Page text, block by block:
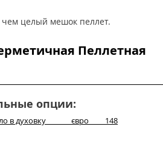
чем целый мешок пеллет.
Пеллетная
опции:
в духовку євро 148